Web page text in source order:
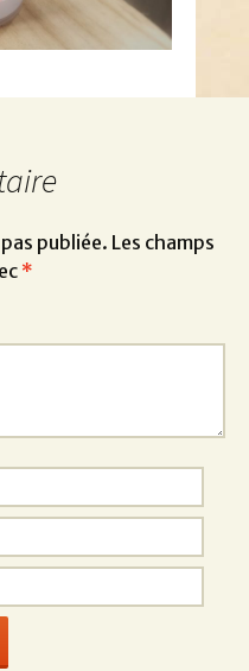
publiée. Les champs
*